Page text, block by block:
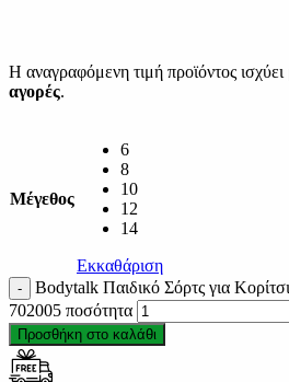
Η αναγραφόμενη τιμή προϊόντος ισχύει
αγορές.
Μέγεθος
6
8
10
12
14
Εκκαθάριση
Bodytalk Παιδικό Σόρτς για
702005 ποσότητα
Προσθήκη στο καλάθι